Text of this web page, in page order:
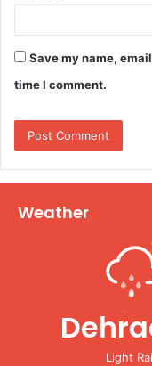
Save my name,
time I comment.
Weather
Light